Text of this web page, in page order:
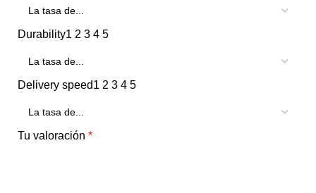
Durability1 2 3 4 5
Delivery speed1 2 3 4 5
Tu valoración *